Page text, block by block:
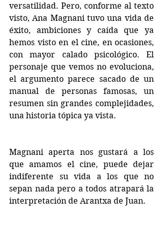
versatilidad. Pero, conforme al texto
visto, Ana Magnani tuvo una vida de
éxito, ambiciones y caída que ya
hemos visto en el cine, en ocasiones,
con mayor calado psicológico. El
personaje que vemos no evoluciona,
el argumento parece sacado de un
manual de personas famosas, un
resumen sin grandes complejidades,
una historia tópica ya vista.
Magnani aperta nos gustará a los
que amamos el cine, puede dejar
indiferente su vida a los que no
sepan nada pero a todos atrapará la
interpretación de Arantxa de Juan.